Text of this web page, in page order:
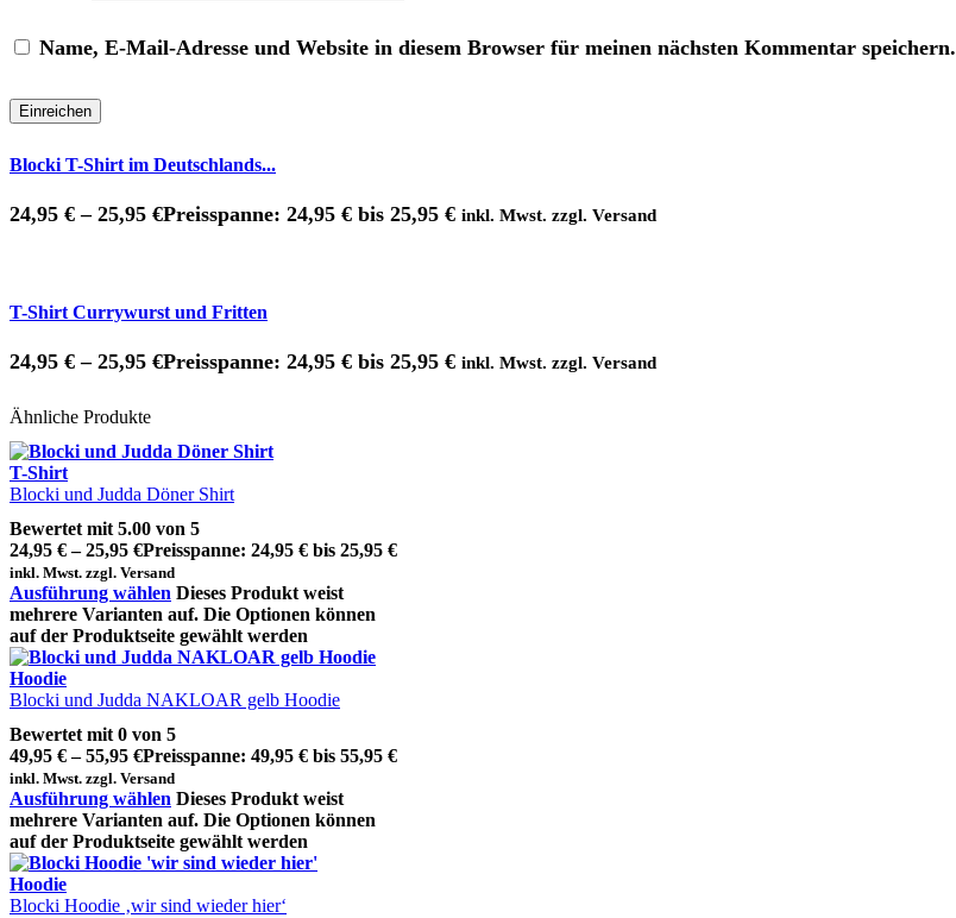
Name, E-Mail-Adresse und Website in diesem Browser für meinen nächsten Kommentar speichern.
Blocki T-Shirt im Deutschlands...
24,95 € – 25,95 €Preisspanne: 24,95 € bis 25,95 € inkl. Mwst. zzgl. Versand
T-Shirt Currywurst und Fritten
24,95 € – 25,95 €Preisspanne: 24,95 € bis 25,95 € inkl. Mwst. zzgl. Versand
Ähnliche Produkte
T-Shirt
Blocki und Judda Döner Shirt
Bewertet mit 5.00 von 5
24,95 € –25,95 €Preisspanne: 24,95 € bis 25,95 €
inkl. Mwst. zzgl. Versand
Ausführung wählen Dieses Produkt weist
mehrere Varianten auf. Die Optionen können
auf der Produktseite gewählt werden
Hoodie
Blocki und Judda NAKLOAR gelb Hoodie
Bewertet mit0 von 5
49,95 € –55,95 €Preisspanne: 49,95 € bis 55,95 €
inkl. Mwst. zzgl. Versand
Ausführung wählen Dieses Produkt weist
mehrere Varianten auf. Die Optionen können
auf der Produktseite gewählt werden
Hoodie
Blocki Hoodie ‚wir sind wieder hier‘